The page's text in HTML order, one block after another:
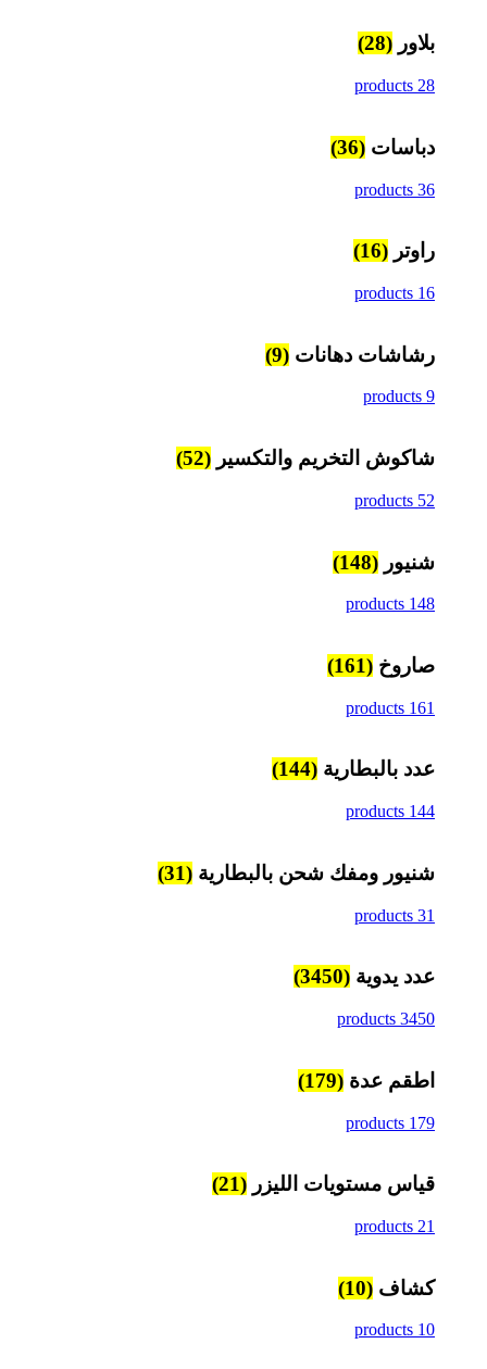
بلاور (28)
28 products
دباسات (36)
36 products
راوتر (16)
16 products
رشاشات دهانات (9)
9 products
شاكوش التخريم والتكسير (52)
52 products
شنيور (148)
148 products
صاروخ (161)
161 products
عدد بالبطارية (144)
144 products
شنيور ومفك شحن بالبطارية (31)
31 products
عدد يدوية (3450)
3450 products
اطقم عدة (179)
179 products
قياس مستويات الليزر (21)
21 products
كشاف (10)
10 products